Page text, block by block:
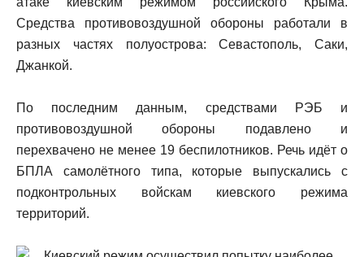
Средства противовоздушной обороны работали в
разных частях полуострова: Севастополь, Саки,
Джанкой.
По последним данным, средствами РЭБ и
противовоздушной обороны подавлено и
перехвачено не менее 19 беспилотников. Речь идёт о
БПЛА самолётного типа, которые выпускались с
подконтрольных войскам киевского режима
территорий.